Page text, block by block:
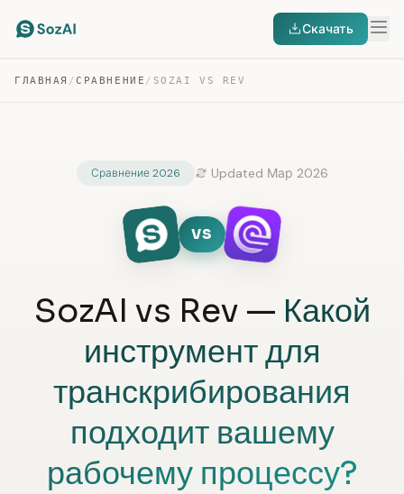
Скачать
ГЛАВНАЯ /СРАВНЕНИЕ / SOZAI VS REV
Сравнение 2026 Updated Мар 2026
VS
SozAI vs Rev — Какой
инструмент для
транскрибирования
подходит вашему
рабочему процессу?